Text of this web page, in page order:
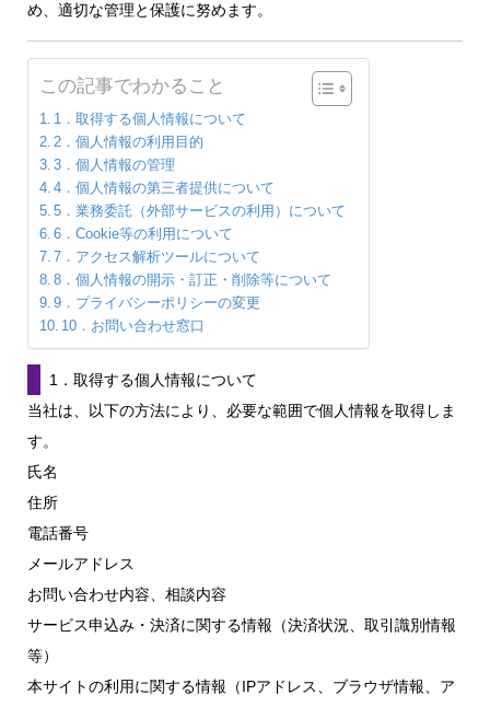
め、適切な管理と保護に努めます。
この記事でわかること
1．取得する個人情報について
2．個人情報の利用目的
3．個人情報の管理
4．個人情報の第三者提供について
5．業務委託（外部サービスの利用）について
6．Cookie等の利用について
7．アクセス解析ツールについて
8．個人情報の開示・訂正・削除等について
9．プライバシーポリシーの変更
10．お問い合わせ窓口
1．取得する個人情報について
当社は、以下の方法により、必要な範囲で個人情報を取得しま
す。
氏名
住所
電話番号
メールアドレス
お問い合わせ内容、相談内容
サービス申込み・決済に関する情報（決済状況、取引識別情報
等）
本サイトの利用に関する情報（IPアドレス、ブラウザ情報、ア